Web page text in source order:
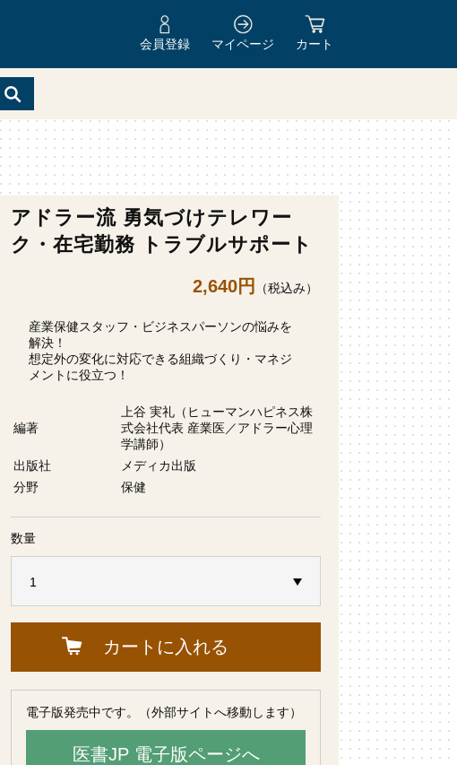
会員登録 マイページ カート
アドラー流 勇気づけテレワー
ク・在宅勤務 トラブルサポート
2,640円 （税込み）
産業保健スタッフ・ビジネスパーソンの悩みを
解決！
想定外の変化に対応できる組織づくり・マネジ
メントに役立つ！
編著
上谷 実礼（ヒューマンハピネス株
式会社代表 産業医／アドラー心理
学講師）
出版社
メディカ出版
分野
保健
数量
カートに入れる
電子版発売中です。（外部サイトへ移動します）
医書JP 電子版ページへ